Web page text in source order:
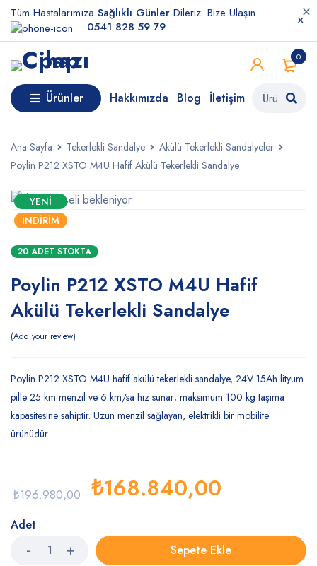
Tüm Hastalarımıza Sağlıklı Günler Dileriz. Bize Ulaşın
0541 828 59 79
0
Ürünler Hakkımızda Blog İletişim
Ana Sayfa Tekerlekli Sandalye
Akülü Tekerlekli Sandalyeler
Poylin P212 XSTO M4U Hafif Akülü Tekerlekli Sandalye
YENI
İNDIRIM
20 ADET STOKTA
Poylin P212 XSTO M4U Hafif
Akülü Tekerlekli Sandalye
Add your review
Poylin P212 XSTO M4U hafif akülü tekerlekli sandalye, 24V 15Ah lityum
pille 25 km menzil ve 6 km/sa hız sunar; maksimum 100 kg taşıma
kapasitesine sahiptir. Uzun menzil sağlayan, elektrikli bir mobilite
ürünüdür.
₺196.980,00 ₺168.840,00
Adet
Sepete Ekle